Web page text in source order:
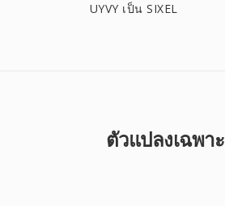
UYVY เป็น SIXEL
ตัวแปลงเฉพาะ